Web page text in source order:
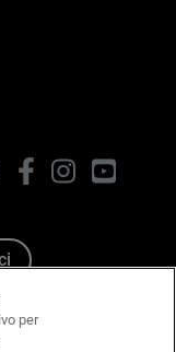
FacebookInstagram
per